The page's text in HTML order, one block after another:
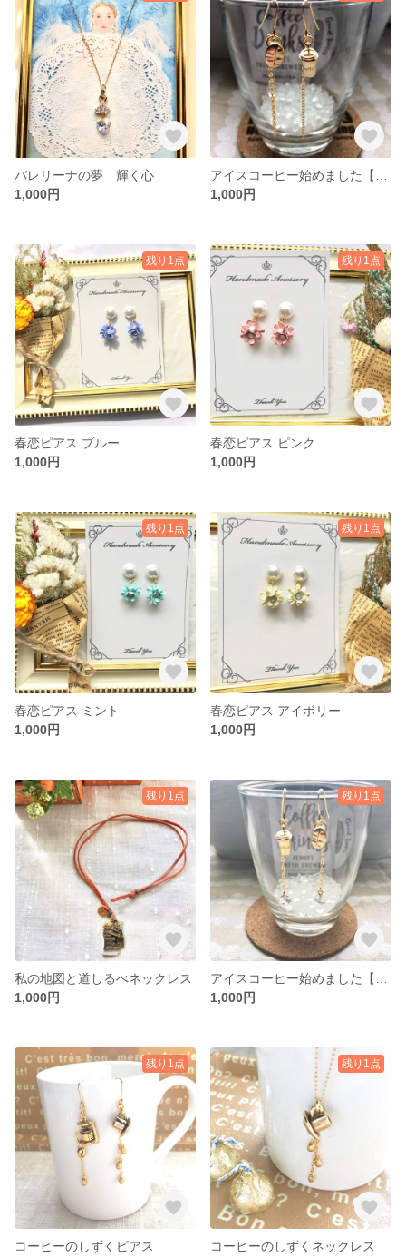
バレリーナの夢 輝く心
1,000円
1,000円
残り1点
春恋ピアス ブルー
1,000円
残り1点
春恋ピアス ピンク
1,000円
残り1点
春恋ピアス ミント
1,000円
残り1点
春恋ピアス アイボリー
1,000円
残り1点
私の地図と道しるべネックレス
1,000円
残り1点
1,000円
残り1点
コーヒーのしずくピアス
残り1点
コーヒーのしずくネックレス